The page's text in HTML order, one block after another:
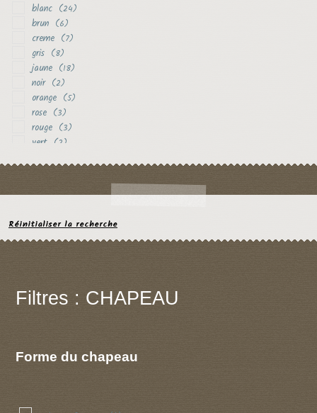
blanc (24)
brun (6)
creme (7)
gris (8)
jaune (18)
noir (2)
orange (5)
rose (3)
rouge (3)
vert (2)
Réinitialiser la recherche
Filtres : CHAPEAU
Forme du chapeau